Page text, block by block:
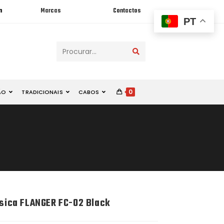
Marcas Contactos
Procurar...
TRADICIONAIS CABOS 0
FLANGER FC-02 Black
PT